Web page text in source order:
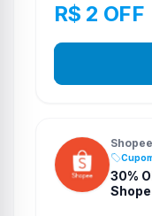
R$ 2 OFF
Shopee
30%